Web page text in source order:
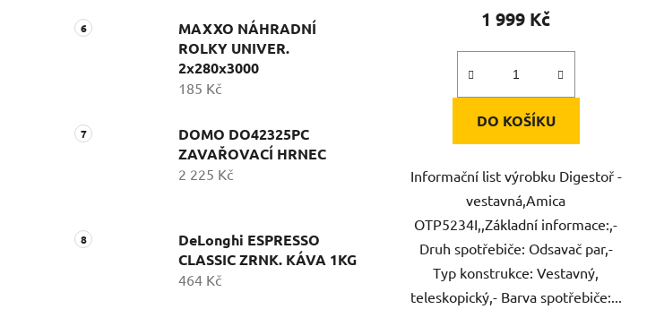
MAXXO NÁHRADNÍ
ROLKY UNIVER.
2x280x3000
185 Kč
DOMO DO42325PC
ZAVAŘOVACÍ HRNEC
2 225 Kč
DeLonghi ESPRESSO
CLASSIC ZRNK. KÁVA 1KG
464 Kč
1 999 Kč
DO KOŠÍKU
Informační list výrobku Digestoř -
vestavná,Amica
OTP5234I,,Základní informace:,-
Druh spotřebiče: Odsavač par,-
Typ konstrukce: Vestavný,
teleskopický,- Barva spotřebiče:...